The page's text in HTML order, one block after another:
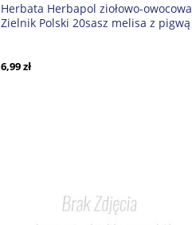
Herbata Herbapol ziołowo-owocowa
Zielnik Polski 20sasz melisa z pigwą
6,99 zł